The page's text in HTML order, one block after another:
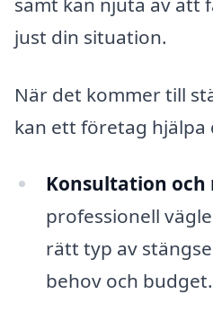
just din situation.
När det kommer till
kan ett företag hjälpa
Konsultation och
professionell
rätt typ av
behov och budget.